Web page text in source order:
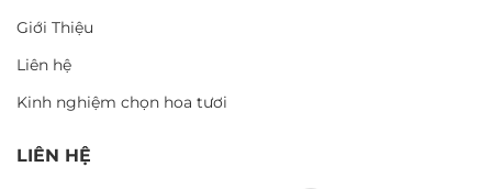
Giới Thiệu
Liên hệ
Kinh nghiệm chọn hoa tươi
LIÊN HỆ